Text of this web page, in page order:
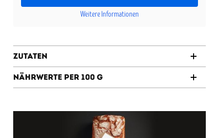
Weitere Informationen
Zutaten
Nährwerte per 100 g